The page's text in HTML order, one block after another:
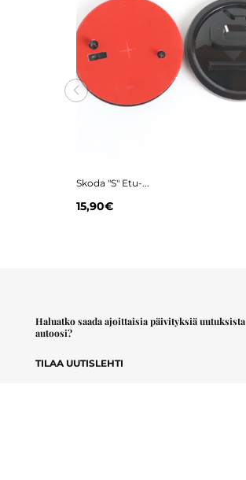
Skoda "S" Etu-...
15,90€
Haluatko saada ajoittaisia päivityksiä uutuksista
autoosi?
TILAA UUTISLEHTI